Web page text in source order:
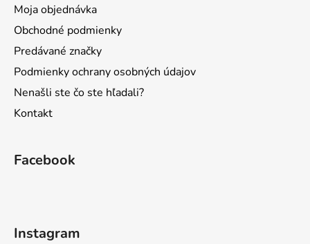
Moja objednávka
Obchodné podmienky
Predávané značky
Podmienky ochrany osobných údajov
Nenašli ste čo ste hľadali?
Kontakt
Facebook
Instagram